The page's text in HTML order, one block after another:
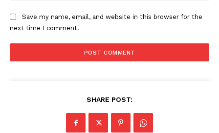
Save my name, email, and website in this browser for the
next time I comment.
SHARE POST: